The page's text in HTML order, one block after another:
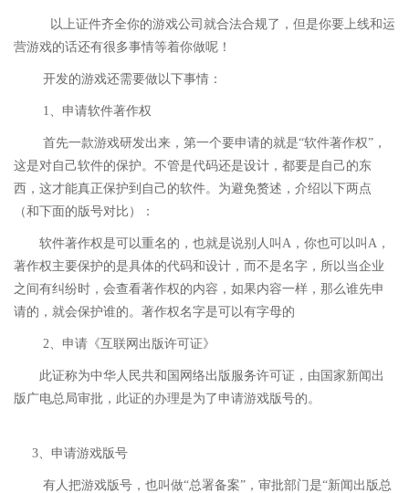
以上证件齐全你的游戏公司就合法合规了，但是你要上线和运
营游戏的话还有很多事情等着你做呢！
开发的游戏还需要做以下事情：
1、申请软件著作权
首先一款游戏研发出来，第一个要申请的就是“软件著作权”，
这是对自己软件的保护。不管是代码还是设计，都要是自己的东
西，这才能真正保护到自己的软件。为避免赘述，介绍以下两点
（和下面的版号对比）：
软件著作权是可以重名的，也就是说别人叫A，你也可以叫A，
著作权主要保护的是具体的代码和设计，而不是名字，所以当企业
之间有纠纷时，会查看著作权的内容，如果内容一样，那么谁先申
请的，就会保护谁的。著作权名字是可以有字母的
2、申请《互联网出版许可证》
此证称为中华人民共和国网络出版服务许可证，由国家新闻出
版广电总局审批，此证的办理是为了申请游戏版号的。
3、申请游戏版号
有人把游戏版号，也叫做“总署备案”，审批部门是“新闻出版总